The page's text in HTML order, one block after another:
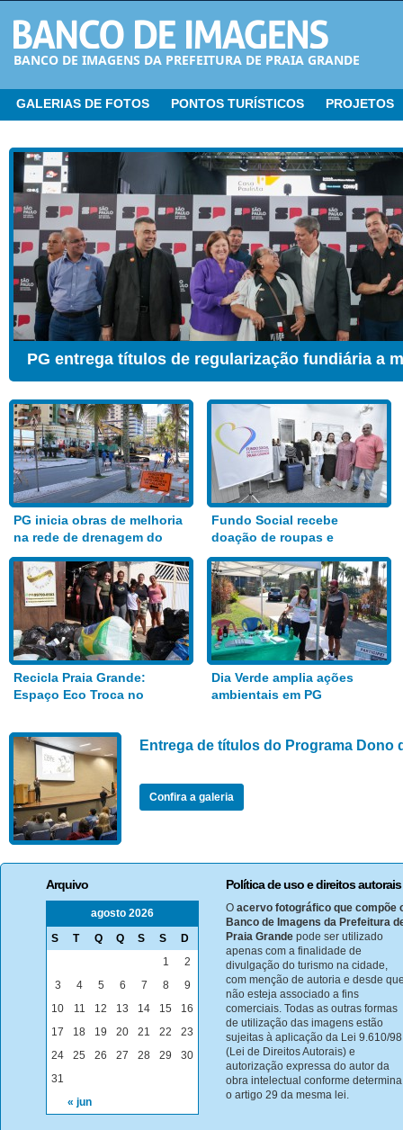
BANCO DE IMAGENS DA PREFEITURA DE PRAIA GRANDE
GALERIAS DE FOTOS PONTOS TURÍSTICOS PROJETOS
CER ganha Sala de Estimulação Sensorial
PG inicia obras de melhoria
na rede de drenagem do
Bairro Aviação
Fundo Social recebe
doação de roupas e
alimentos
Recicla Praia Grande:
Espaço Eco Troca no
Dia Verde amplia ações
ambientais em PG
Entrega de títulos do Programa Dono
Confira a galeria
Arquivo
agosto 2026
S
T Q Q S S D
« jun
1
2
3
4 5 6 7 8
9
10
11 12 13 14 15
16
17
18 19 20 21 22
23
24
25 26 27 28 29
30
31
Política de uso e direitos autorais
O acervo fotográfico que compõe
Banco de Imagens da Prefeitura
Praia Grande pode ser utilizado
apenas com a finalidade de
divulgação do turismo na cidade,
com menção de autoria e desde
não esteja associado a fins
comerciais. Todas as outras formas
de utilização das imagens estão
sujeitas à aplicação da Lei 9.610/98
(Lei de Direitos Autorais) e
autorização expressa do autor da
obra intelectual conforme determina
o artigo 29 da mesma lei.